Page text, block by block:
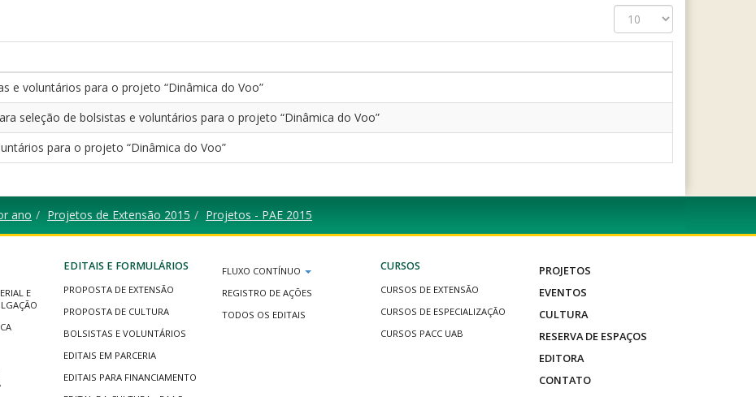
Exibir
#
e voluntários para o projeto “Dinâmica do Voo”
seleção de bolsistas e voluntários para o projeto “Dinâmica do Voo”
para o projeto “Dinâmica do Voo”
ano Projetos de Extensão 2015 Projetos - PAE 2015
E
EDITAIS E FORMULÁRIOS
PROPOSTA DE EXTENSÃO
PROPOSTA DE CULTURA
BOLSISTAS E VOLUNTÁRIOS
EDITAIS EM PARCERIA
EDITAIS PARA FINANCIAMENTO
FLUXO CONTÍNUO
REGISTRO DE AÇÕES
TODOS OS EDITAIS
CURSOS
CURSOS DE EXTENSÃO
CURSOS DE ESPECIALIZAÇÃO
CURSOS PACC UAB
PROJETOS
EVENTOS
CULTURA
RESERVA DE ESPAÇOS
EDITORA
CONTATO